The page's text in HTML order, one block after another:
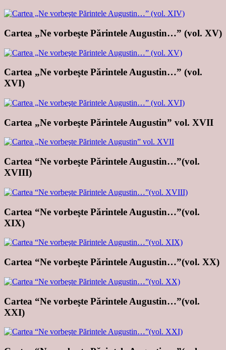
Cartea „Ne vorbeşte Părintele Augustin…” (vol. XV)
Cartea „Ne vorbeşte Părintele Augustin…” (vol.
XVI)
Cartea „Ne vorbeşte Părintele Augustin” vol. XVII
Cartea “Ne vorbeşte Părintele Augustin…”(vol.
XVIII)
Cartea “Ne vorbeşte Părintele Augustin…”(vol.
XIX)
Cartea “Ne vorbeşte Părintele Augustin…”(vol. XX)
Cartea “Ne vorbeşte Părintele Augustin…”(vol.
XXI)